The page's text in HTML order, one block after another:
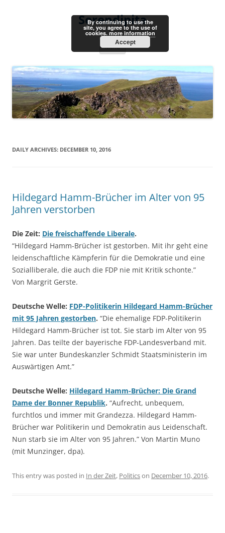
Serendipita
Menu
DAILY ARCHIVES: DECEMBER 10, 2016
Hildegard Hamm-Brücher im Alter von 95
Jahren verstorben
Die Zeit: Die freischaffende Liberale.
“Hildegard Hamm-Brücher ist gestorben. Mit ihr geht eine
leidenschaftliche Kämpferin für die Demokratie und eine
Sozialliberale, die auch die FDP nie mit Kritik schonte.”
Von Margrit Gerste.
Deutsche Welle: FDP-Politikerin Hildegard Hamm-Brücher
mit 95 Jahren gestorben. “Die ehemalige FDP-Politikerin
Hildegard Hamm-Brücher ist tot. Sie starb im Alter von 95
Jahren. Das teilte der bayerische FDP-Landesverband mit.
Sie war unter Bundeskanzler Schmidt Staatsministerin im
Auswärtigen Amt.”
Deutsche Welle: Hildegard Hamm-Brücher: Die Grand
Dame der Bonner Republik. “Aufrecht, unbequem,
furchtlos und immer mit Grandezza. Hildegard Hamm-
Brücher war Politikerin und Demokratin aus Leidenschaft.
Nun starb sie im Alter von 95 Jahren.” Von Martin Muno
(mit Munzinger, dpa).
This entry was posted in In der Zeit, Politicson December 10, 2016.
By continuing to use the
site, you agree to the use of
cookies. more information
Accept